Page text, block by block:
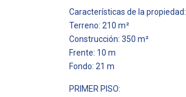
Características de la propiedad:
Terreno: 210 m²
Construcción: 350 m²
Frente: 10 m
Fondo: 21 m
PRIMER PISO: